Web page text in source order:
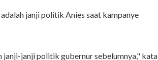
janji politik Anies saat kampanye
janji-janji politik gubernur sebelumnya," kata